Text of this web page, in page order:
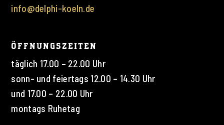
info@delphi-koeln.de
ÖFFNUNGSZEITEN
täglich 17.00 – 22.00 Uhr
sonn- und feiertags 12.00 – 14.30 Uhr
und 17.00 – 22.00 Uhr
montags Ruhetag